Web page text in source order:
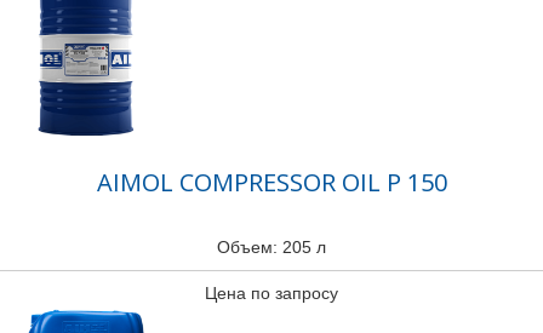
AIMOL COMPRESSOR OIL P 150
Объем: 205 л
Цена по запросу